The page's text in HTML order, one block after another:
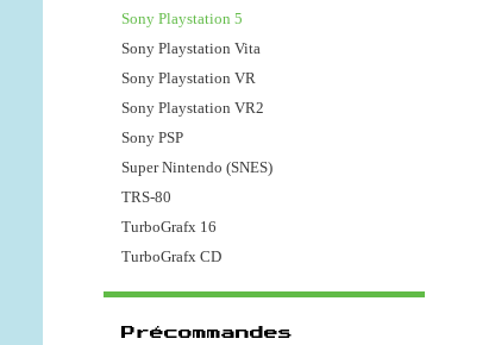
Sony Playstation 5
Sony Playstation Vita
Sony Playstation VR
Sony Playstation VR2
Sony PSP
Super Nintendo (SNES)
TRS-80
TurboGrafx 16
TurboGrafx CD
Précommandes